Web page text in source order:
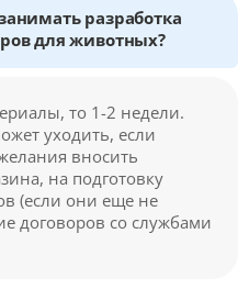
разработка
для животных?
то 1-2 недели.
уходить, если
вносить
на подготовку
(если они еще не
договоров со службами